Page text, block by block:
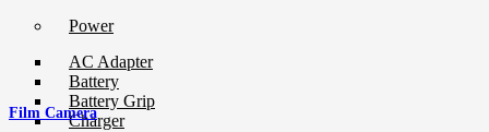
Power
AC Adapter
Battery
Battery Grip
Charger
Film Camera